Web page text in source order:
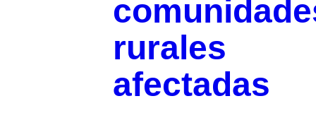
rurales
afectadas